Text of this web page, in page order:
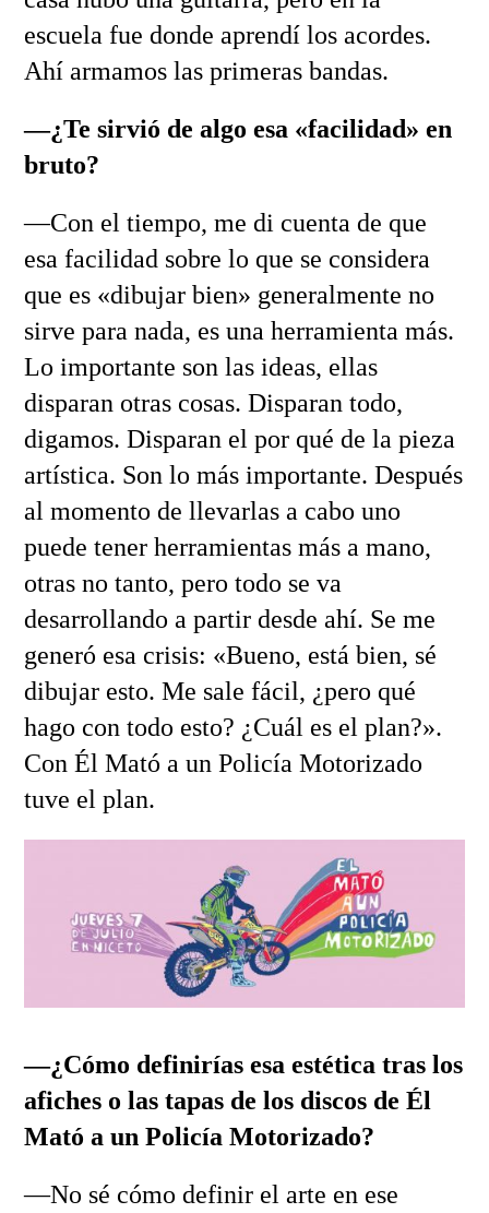
escuela fue donde aprendí los acordes.
Ahí armamos las primeras bandas.
—¿Te sirvió de algo esa «facilidad» en
bruto?
—Con el tiempo, me di cuenta de que
esa facilidad sobre lo que se considera
que es «dibujar bien» generalmente no
sirve para nada, es una herramienta más.
Lo importante son las ideas, ellas
disparan otras cosas. Disparan todo,
digamos. Disparan el por qué de la pieza
artística. Son lo más importante. Después
al momento de llevarlas a cabo uno
puede tener herramientas más a mano,
otras no tanto, pero todo se va
desarrollando a partir desde ahí. Se me
generó esa crisis: «Bueno, está bien, sé
dibujar esto. Me sale fácil, ¿pero qué
hago con todo esto? ¿Cuál es el plan?».
Con Él Mató a un Policía Motorizado
tuve el plan.
—¿Cómo definirías esa estética tras los
afiches o las tapas de los discos de Él
Mató a un Policía Motorizado?
—No sé cómo definir el arte en ese